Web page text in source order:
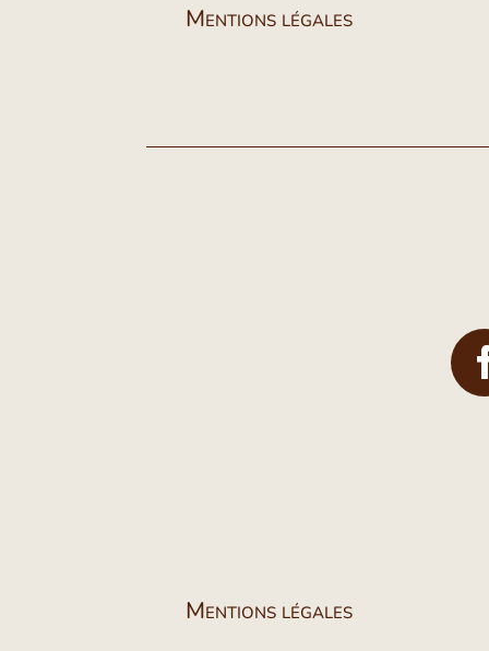
Mentions légales
Mentions légales